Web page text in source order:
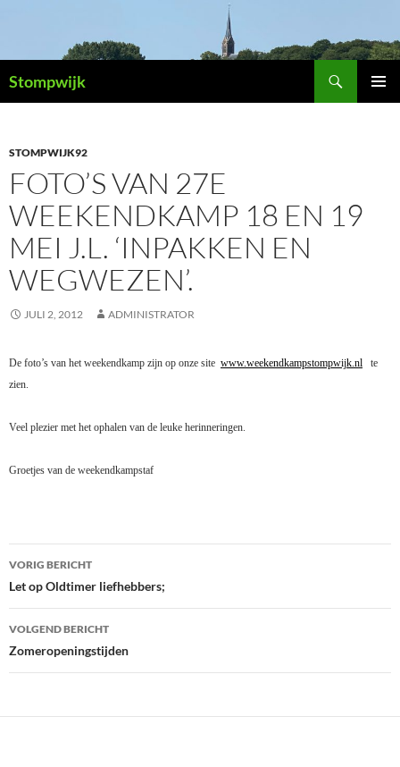
inhoud
Stompwijk
STOMPWIJK92
FOTO’S VAN 27E
WEEKENDKAMP 18 EN 19
MEI J.L. ‘INPAKKEN EN
WEGWEZEN’.
JULI 2, 2012 ADMINISTRATOR
De foto’s van het weekendkamp zijn op onze site www.weekendkampstompwijk.nl
te
zien.
Veel plezier met het ophalen van de leuke herinneringen.
Groetjes van de weekendkampstaf
Bericht
navigatie
VORIG BERICHT
Let op Oldtimer liefhebbers;
VOLGEND BERICHT
Zomeropeningstijden